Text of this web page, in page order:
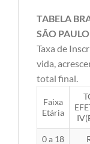
TABELA
SÃO
Taxa de
vida,
total final.
Faixa
Etária
0 a 18